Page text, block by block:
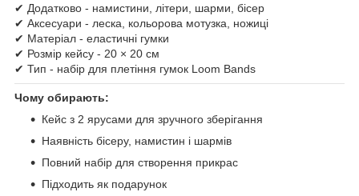
✔ Додатково - намистини, літери, шарми, бісер
✔ Аксесуари - леска, кольорова мотузка, ножиці
✔ Матеріал - еластичні гумки
✔ Розмір кейсу - 20 × 20 см
✔ Тип - набір для плетіння гумок Loom Bands
Чому обирають:
Кейс з 2 ярусами для зручного зберігання
Наявність бісеру, намистин і шармів
Повний набір для створення прикрас
Підходить як подарунок